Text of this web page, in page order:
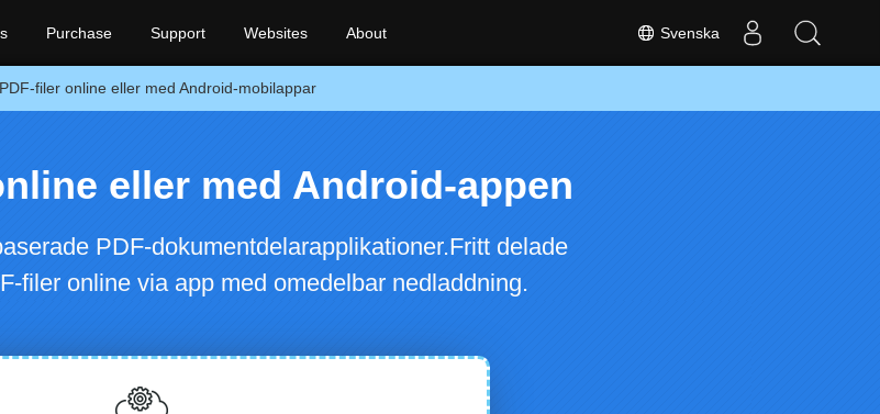
Svenska
Purchase Support Websites About
filer online eller med Android-mobilappar
eller med Android-appen
PDF-dokumentdelarapplikationer.Fritt delade
filer online via app med omedelbar nedladdning.